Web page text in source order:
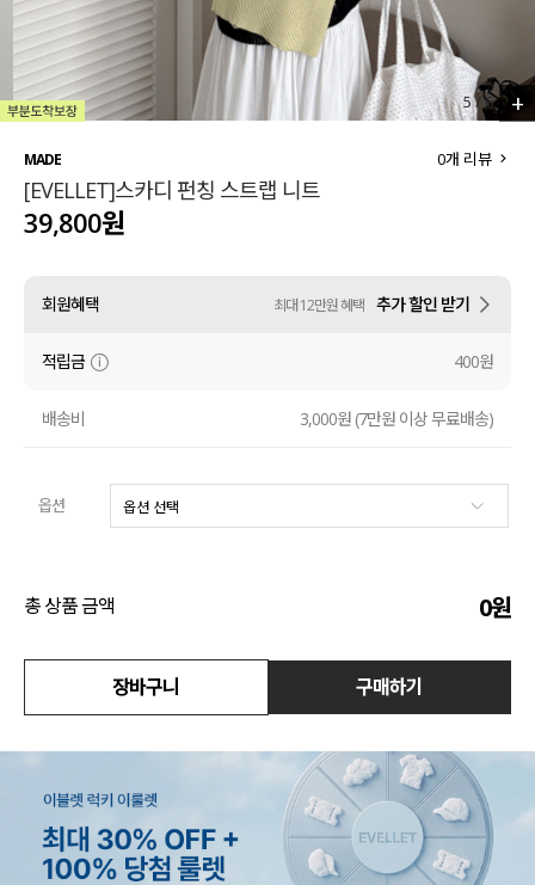
살안타템
110사이즈
티셔츠
셔츠
원피스
니트
팬츠
스커트
언더웨어
5/6 +
MADE
[EVELLET]스카디 펀칭 스트랩 니트
0개 리뷰
39,800원
회원혜택 최대 12만원 혜택 추가 할인 받기
적립금 400원
배송비 3,000원 (7만원 이상 무료배송)
옵션
총 상품 금액 0원
장바구니 구매하기